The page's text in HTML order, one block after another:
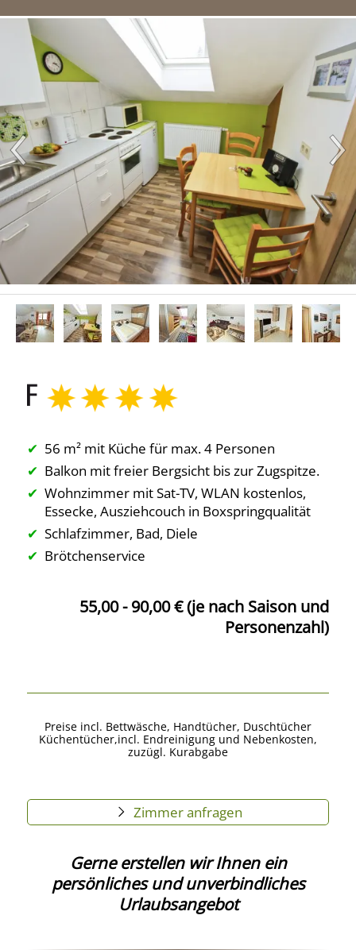
56 m² mit Küche für max. 4 Personen
Balkon mit freier Bergsicht bis zur Zugspitze.
Wohnzimmer mit Sat-TV, WLAN kostenlos,
Essecke, Ausziehcouch in Boxspringqualität
Schlafzimmer, Bad, Diele
Brötchenservice
55,00 - 90,00 € (je nach Saison und
Personenzahl)
Preise incl. Bettwäsche, Handtücher, Duschtücher
Küchentücher,incl. Endreinigung und Nebenkosten,
zuzügl. Kurabgabe
Zimmer anfragen
Gerne erstellen wir Ihnen ein
persönliches und unverbindliches
Urlaubsangebot